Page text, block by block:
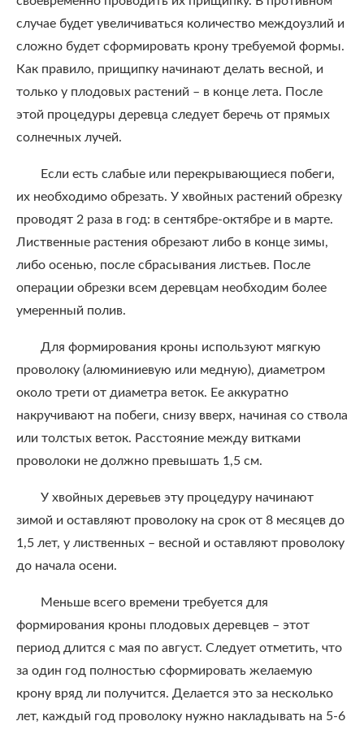
случае будет увеличиваться количество междоузлий и
сложно будет сформировать крону требуемой формы.
Как правило, прищипку начинают делать весной, и
только у плодовых растений – в конце лета. После
этой процедуры деревца следует беречь от прямых
солнечных лучей.
Если есть слабые или перекрывающиеся побеги,
их необходимо обрезать. У хвойных растений обрезку
проводят 2 раза в год: в сентябре-октябре и в марте.
Лиственные растения обрезают либо в конце зимы,
либо осенью, после сбрасывания листьев. После
операции обрезки всем деревцам необходим более
умеренный полив.
Для формирования кроны используют мягкую
проволоку (алюминиевую или медную), диаметром
около трети от диаметра веток. Ее аккуратно
накручивают на побеги, снизу вверх, начиная со ствола
или толстых веток. Расстояние между витками
проволоки не должно превышать 1,5 см.
У хвойных деревьев эту процедуру начинают
зимой и оставляют проволоку на срок от 8 месяцев до
1,5 лет, у лиственных – весной и оставляют проволоку
до начала осени.
Меньше всего времени требуется для
формирования кроны плодовых деревцев – этот
период длится с мая по август. Следует отметить, что
за один год полностью сформировать желаемую
крону вряд ли получится. Делается это за несколько
лет, каждый год проволоку нужно накладывать на 5-6